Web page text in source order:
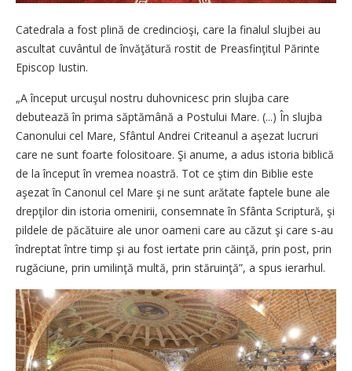
Catedrala a fost plină de credincioşi, care la finalul slujbei au
ascultat cuvântul de învăţătură rostit de Preasfinţitul Părinte
Episcop Iustin.
„A început urcuşul nostru duhovnicesc prin slujba care
debutează în prima săptămână a Postului Mare. (...) În slujba
Canonului cel Mare, Sfântul Andrei Criteanul a aşezat lucruri
care ne sunt foarte folositoare. Şi anume, a adus istoria biblică
de la început în vremea noastră. Tot ce ştim din Biblie este
aşezat în Canonul cel Mare şi ne sunt arătate faptele bune ale
drepţilor din istoria omenirii, consemnate în Sfânta Scriptură, şi
pildele de păcătuire ale unor oameni care au căzut şi care s-au
îndreptat între timp şi au fost iertate prin căinţă, prin post, prin
rugăciune, prin umilinţă multă, prin stăruinţă”, a spus ierarhul.